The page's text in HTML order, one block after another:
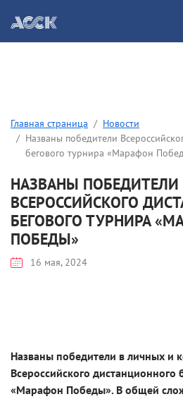
Главная страница
Новости
Названы победители
бегового турнира «Марафон
НАЗВАНЫ ПОБЕДИТЕЛИ
ВСЕРОССИЙСКОГО
БЕГОВОГО ТУРНИРА
ПОБЕДЫ»
16 мая, 2024
Названы победители в личных и
Всероссийского дистанционного
«Марафон Победы». В общей